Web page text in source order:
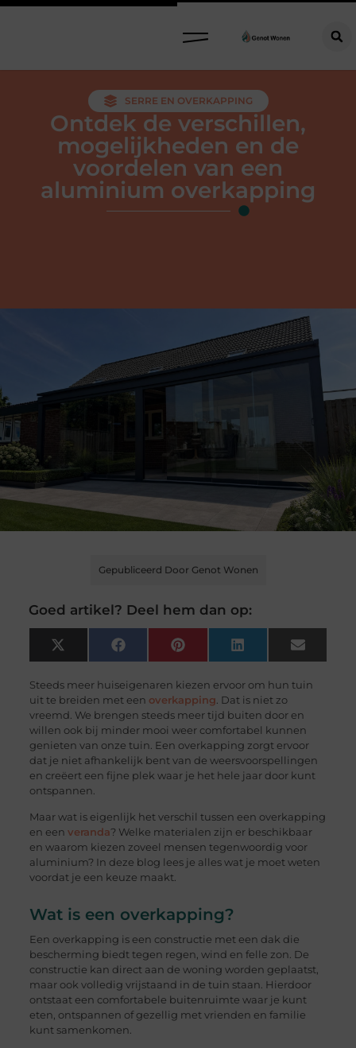
SERRE EN OVERKAPPING
Ontdek de verschillen,
mogelijkheden en de
voordelen van een
aluminium overkapping
Gepubliceerd Door Genot Wonen
Goed artikel? Deel hem dan op:
X
(Twitter)
FacebookPinterest LinkedIn Email
Steeds meer huiseigenaren kiezen ervoor om hun tuin
uit te breiden met een overkapping . Dat is niet zo
vreemd. We brengen steeds meer tijd buiten door en
willen ook bij minder mooi weer comfortabel kunnen
genieten van onze tuin. Een overkapping zorgt ervoor
dat je niet afhankelijk bent van de weersvoorspellingen
en creëert een fijne plek waar je het hele jaar door kunt
ontspannen.
Maar wat is eigenlijk het verschil tussen een overkapping
en een veranda? Welke materialen zijn er beschikbaar
en waarom kiezen zoveel mensen tegenwoordig voor
aluminium? In deze blog lees je alles wat je moet weten
voordat je een keuze maakt.
Wat is een overkapping?
Een overkapping is een constructie met een dak die
bescherming biedt tegen regen, wind en felle zon. De
constructie kan direct aan de woning worden geplaatst,
maar ook volledig vrijstaand in de tuin staan. Hierdoor
ontstaat een comfortabele buitenruimte waar je kunt
eten, ontspannen of gezellig met vrienden en familie
kunt samenkomen.